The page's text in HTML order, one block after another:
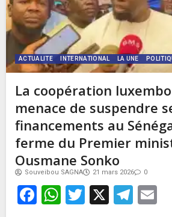
ACTUALITE INTERNATIONAL LA UNE
La coopération
menace de suspendre
financements au
ferme du Premier
Ousmane Sonko
Souveibou SAGNA 21 mars 2026 0
Facebook
WhatsApp
Twitter
X